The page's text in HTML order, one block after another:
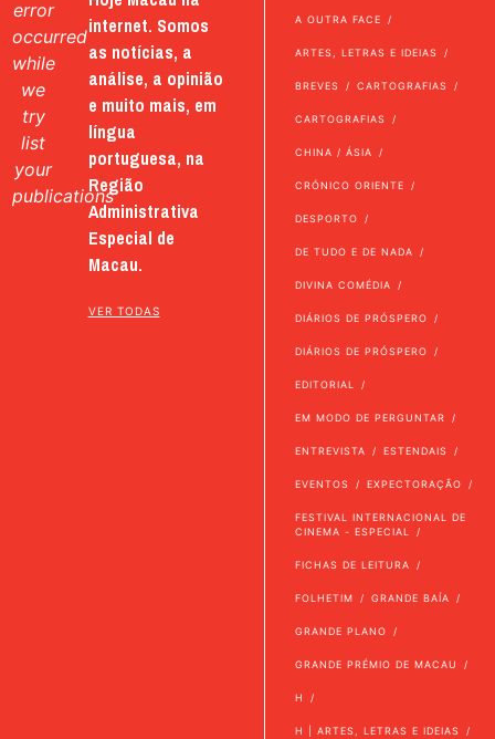
error
occurred
while
we
try
list
your
publications
internet. Somos
as notícias, a
análise, a opinião
e muito mais, em
língua
portuguesa, na
Região
Administrativa
Especial de
Macau.
VER TODAS
A OUTRA FACE
ARTES, LETRAS E IDEIAS
BREVES CARTOGRAFIAS
CARTOGRAFIAS
CHINA / ÁSIA
CRÓNICO ORIENTE
DESPORTO
DE TUDO E DE NADA
DIVINA COMÉDIA
DIÁRIOS DE PRÓSPERO
DIÁRIOS DE PRÓSPERO
EDITORIAL
EM MODO DE PERGUNTAR
ENTREVISTA ESTENDAIS
EVENTOS EXPECTORAÇÃO
FESTIVAL INTERNACIONAL DE
CINEMA - ESPECIAL
FICHAS DE LEITURA
FOLHETIM GRANDE BAÍA
GRANDE PLANO
GRANDE PRÉMIO DE MACAU
H
H | ARTES, LETRAS E IDEIAS